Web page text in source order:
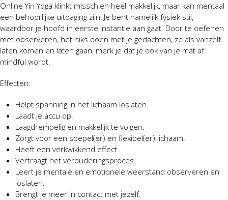
Online Yin Yoga klinkt misschien heel makkelijk, maar kan mentaal
een behoorlijke uitdaging zijn! Je bent namelijk fysiek stil,
waardoor je hoofd in eerste instantie aan gaat. Door te oefenen
met observeren, het niks doen met je gedachten, ze als vanzelf
laten komen en laten gaan, merk je dat je ook van je mat af
mindful wordt.
Effecten:
Helpt spanning in het lichaam loslaten.
Laadt je accu op.
Laagdrempelig en makkelijk te volgen.
Zorgt voor een soepel(er) en flexibel(er) lichaam.
Heeft een verkwikkend effect.
Vertraagt het verouderingsproces.
Leert je mentale en emotionele weerstand observeren en
loslaten.
Brengt je meer in contact met jezelf.